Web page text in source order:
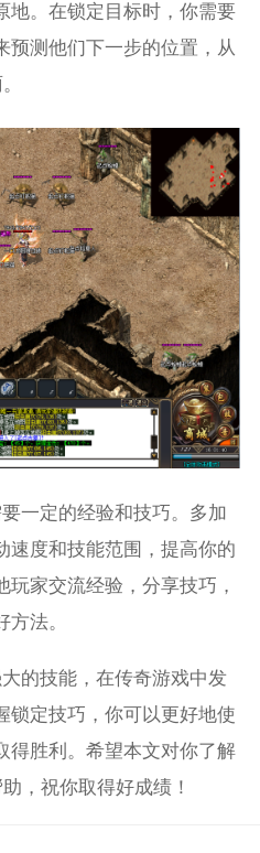
地。在锁定目标时，你需要
预测他们下一步的位置，从
一定的经验和技巧。多加
速度和技能范围，提高你的
家交流经验，分享技巧，
法。
的技能，在传奇游戏中发
锁定技巧，你可以更好地使
得胜利。希望本文对你了解
，祝你取得好成绩！